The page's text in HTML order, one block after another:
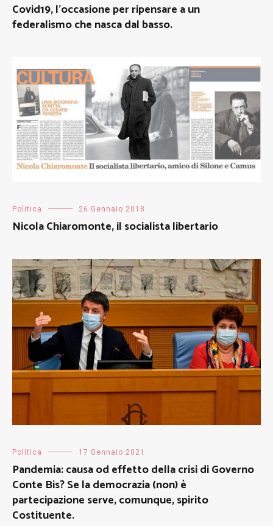
Covid19, l’occasione per ripensare a un
federalismo che nasca dal basso.
Politica 26 Gennaio 2018
Nicola Chiaromonte, il socialista libertario
Politica 17 Gennaio 2021
Pandemia: causa od effetto della crisi di Governo
Conte Bis? Se la democrazia (non) è
partecipazione serve, comunque, spirito
Costituente.